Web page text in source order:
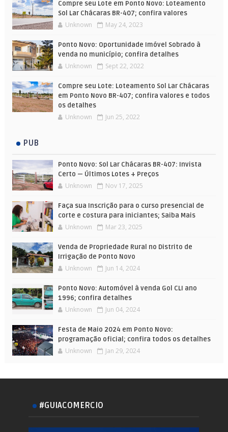
Compre seu Lote em Ponto Novo: Loteamento
Sol Lar Chácaras BR-407; confira valores
Unknown May 24, 2023
Ponto Novo: Oportunidade Imóvel Sobrado à
venda no município; confira detalhes
Unknown Sept 22, 2022
Compre seu Lote: Loteamento Sol Lar Chácaras
em Ponto Novo BR-407; confira valores e todos
os detalhes
Unknown Jun 25, 2022
PUB
Ponto Novo: Sol Lar Chácaras BR-407: Invista
Certo — Últimos Lotes + Preços
Unknown Nov 17, 2025
Faça sua Inscrição para o curso presencial de
corte e costura para iniciantes; Saiba Mais
Unknown Mar 23, 2025
Venda de Propriedade Rural no Distrito de
Irrigação de Ponto Novo
Unknown Jun 14, 2024
Ponto Novo: Automóvel à venda Gol CLI ano
1996; confira detalhes
Unknown Jun 04, 2024
Festa de Maio 2024 em Ponto Novo:
programação oficial; confira todos os detalhes
Unknown Jan 29, 2024
#GUIACOMERCIO